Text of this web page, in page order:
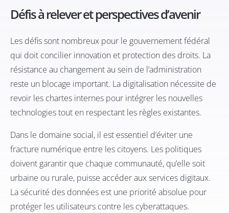
Défis à relever et perspectives d’avenir
Les défis sont nombreux pour le gouvernement fédéral
qui doit concilier innovation et protection des droits. La
résistance au changement au sein de l’administration
reste un blocage important. La digitalisation nécessite de
revoir les chartes internes pour intégrer les nouvelles
technologies tout en respectant les règles existantes.
Dans le domaine social, il est essentiel d’éviter une
fracture numérique entre les citoyens. Les politiques
doivent garantir que chaque communauté, qu’elle soit
urbaine ou rurale, puisse accéder aux services digitaux.
La sécurité des données est une priorité absolue pour
protéger les utilisateurs contre les cyberattaques.